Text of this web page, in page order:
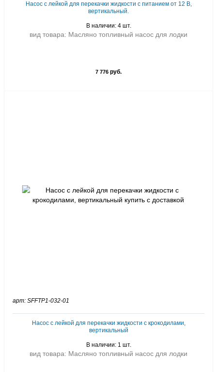
Насос c лейкой для перекачки жидкости с питанием от 12 В,
вертикальный.
В наличии: 4 шт.
вид товара: Масляно топливный насос для лодки
7 776 руб.
арт: SFFTP1-032-01
Насос c лейкой для перекачки жидкости с крокодилами,
вертикальный
В наличии: 1 шт.
вид товара: Масляно топливный насос для лодки